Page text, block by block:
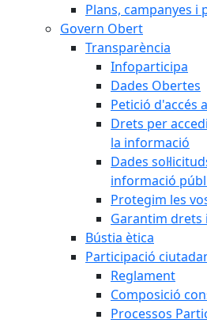
Plans, campanyes i
Govern Obert
Transparència
Infoparticipa
Dades Obertes
Petició d'accés
Drets per
la informació
Dades
informació
Protegim les
Garantim drets
Bústia ètica
Participació
Reglament
Composició
Processos